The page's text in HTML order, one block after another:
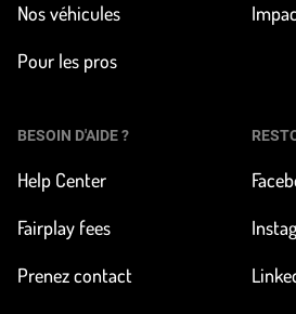
Nos véhicules
Pour les pros
BESOIN D'AIDE ?
Help Center
Fairplay fees
Prenez contact